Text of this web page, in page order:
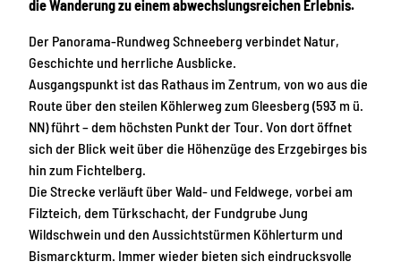
die Wanderung zu einem abwechslungsreichen Erlebnis.
Der Panorama-Rundweg Schneeberg verbindet Natur,
Geschichte und herrliche Ausblicke.
Ausgangspunkt ist das Rathaus im Zentrum, von wo aus die
Route über den steilen Köhlerweg zum Gleesberg (593 m ü.
NN) führt – dem höchsten Punkt der Tour. Von dort öffnet
sich der Blick weit über die Höhenzüge des Erzgebirges bis
hin zum Fichtelberg.
Die Strecke verläuft über Wald- und Feldwege, vorbei am
Filzteich, dem Türkschacht, der Fundgrube Jung
Wildschwein und den Aussichtstürmen Köhlerturm und
Bismarckturm. Immer wieder bieten sich eindrucksvolle